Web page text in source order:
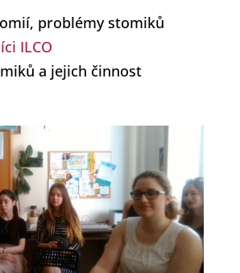
problémy stomiků
ILCO
a jejich činnost